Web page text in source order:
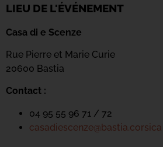
LIEU DE L'ÉVÉNEMENT
Casa di e Scenze
Rue Pierre et Marie Curie
20600 Bastia
Contact :
04 95 55 96 71 / 72
casadiescenze@bastia.corsica